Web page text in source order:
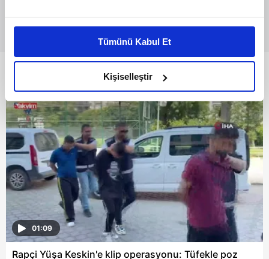
Bu çerezlere izin vermeniz halinde sizlere özel
daha iyi reklam deneyimi yaşatabiliriz. Bunu yaparken
amacımızın size daha iyi bir reklam deneyimi sunmak
olduğunu ve sizlere en iyi içerikleri sunabilmek adına
elimizden gelen çabayı gösterdiğimizi ve bu noktada,
reklamların maliyetlerimizi karşılamak noktasında tek gelir
kalemimiz olduğunu sizlere hatırlatmak isteriz.
Her halükârda, kullanıcılar, bu çerezlere izin vermedikleri
takdirde, kullanıcılara hedefli reklamlar
gösterilmeyecektir."
Sizlere daha iyi bir hizmet sunabilmek için İnternet
Sitemizde kendimize ve üçüncü kişilere ait çerezler
kullanılmaktadır. Bu çerezler vasıtasıyla çeşitli kişisel
verileriniz işlenmekte olup gerekli olan çerezler bilgi
Tümünü Kabul Et
Kişiselleştir
Bunlar da Var
01:09
Rapçi Yüşa Keskin'e klip operasyonu: Tüfekle poz